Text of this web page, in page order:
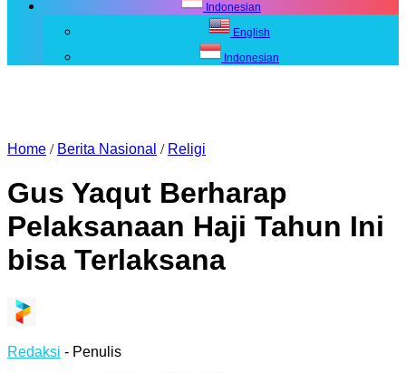
Indonesian
English
Indonesian
Home / Berita Nasional / Religi
Gus Yaqut Berharap
Pelaksanaan Haji Tahun Ini
bisa Terlaksana
Redaksi - Penulis